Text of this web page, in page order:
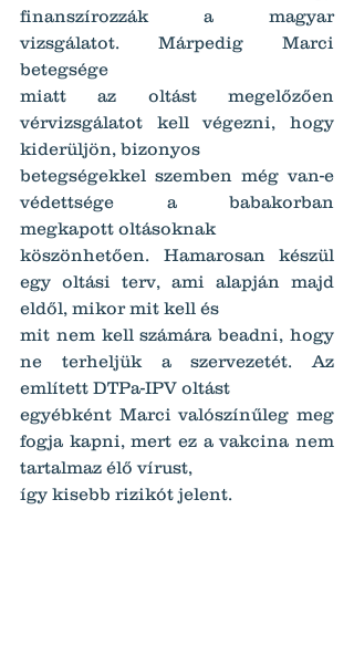
finanszírozzák a magyar
vizsgálatot. Márpedig Marci
betegsége
miatt az oltást megelőzően
vérvizsgálatot kell végezni, hogy
kiderüljön, bizonyos
betegségekkel szemben még van-e
védettsége a babakorban
megkapott oltásoknak
köszönhetően. Hamarosan készül
egy oltási terv, ami alapján majd
eldől, mikor mit kell és
mit nem kell számára beadni, hogy
ne terheljük a szervezetét. Az
említett DTPa-IPV oltást
egyébként Marci valószínűleg meg
fogja kapni, mert ez a vakcina nem
tartalmaz élő vírust,
így kisebb rizikót jelent.